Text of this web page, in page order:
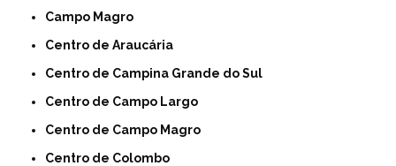
Campo Magro
Centro de Araucária
Centro de Campina Grande do Sul
Centro de Campo Largo
Centro de Campo Magro
Centro de Colombo